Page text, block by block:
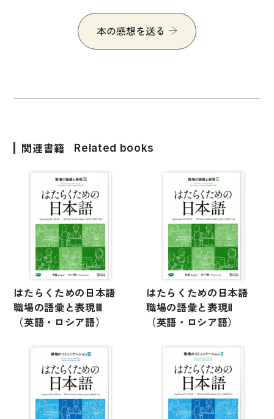
語学・文法辞典
比較文化辞典
教師用参考書
日本語教授法
教室活動参考書
日本語概説
音声・音韻
語彙・意味
文章・談話・表現
文法
試験対策
本の感想を送る
関連書籍 Related books
はたらくための日本語
職場の語彙と表現Ⅲ
（英語・ロシア語）
はたらくための日本語
職場の語彙と表現Ⅱ
（英語・ロシア語）